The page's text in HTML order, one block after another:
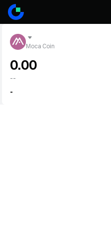
Moca Coin
0.00
--
-